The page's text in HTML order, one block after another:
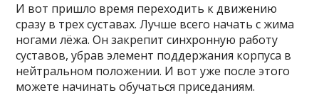
И вот пришло время переходить к движению
сразу в трех суставах. Лучше всего начать с жима
ногами лёжа. Он закрепит синхронную работу
суставов, убрав элемент поддержания корпуса в
нейтральном положении. И вот уже после этого
можете начинать обучаться приседаниям.